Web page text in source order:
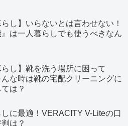
らし】いらないとは言わせない！
』は一人暮らしでも使うべきなん
らし】靴を洗う場所に困って
な時は靴の宅配クリーニングに
は？
に最適！VERACITY V-Liteの口
は？